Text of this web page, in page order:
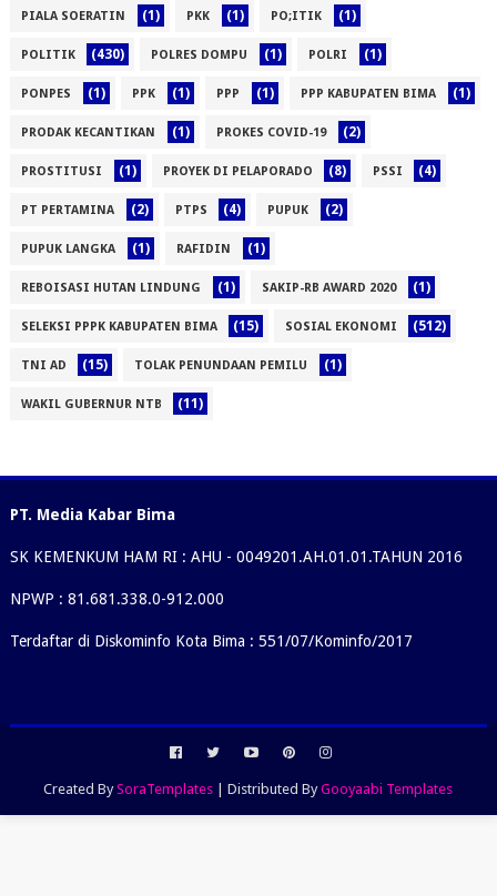
PIALA SOERATIN (1) PKK (1) PO;ITIK (1)
POLITIK (430) POLRES DOMPU (1) POLRI (1)
PONPES (1) PPK (1) PPP (1) PPP KABUPATEN BIMA (1)
PRODAK KECANTIKAN (1) PROKES COVID-19 (2)
PROSTITUSI (1) PROYEK DI PELAPORADO (8) PSSI (4)
PT PERTAMINA (2) PTPS (4) PUPUK (2)
PUPUK LANGKA (1) RAFIDIN (1)
REBOISASI HUTAN LINDUNG (1) SAKIP-RB AWARD 2020 (1)
SELEKSI PPPK KABUPATEN BIMA (15) SOSIAL EKONOMI (512)
TNI AD (15) TOLAK PENUNDAAN PEMILU (1)
WAKIL GUBERNUR NTB (11)
PT. Media Kabar Bima
SK KEMENKUM HAM RI : AHU - 0049201.AH.01.01.TAHUN 2016
NPWP : 81.681.338.0-912.000
Terdaftar di Diskominfo Kota Bima : 551/07/Kominfo/2017
Created BySoraTemplates | Distributed ByGooyaabi Templates